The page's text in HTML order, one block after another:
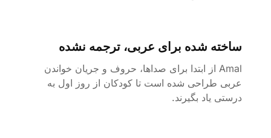
ساخته شده برای عربی، ترجمه نشده
Amal از ابتدا برای صداها، حروف و جریان خواندن
عربی طراحی شده است تا کودکان از روز اول به
درستی یاد بگیرند.